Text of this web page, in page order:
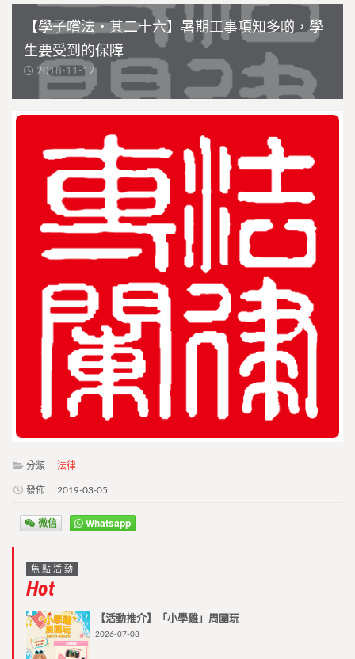
【學子嚐法・其二十六】暑期工事項知多啲，學
生要受到的保障
2018-11-12
分類 法律
發佈 2019-03-05
微信 Whatsapp
焦點活動
Hot
【活動推介】「小學雞」周圍玩
2026-07-08